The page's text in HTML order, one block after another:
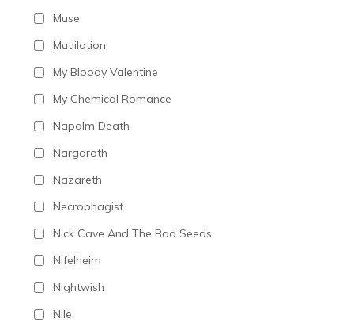
Muse
Mutiilation
My Bloody Valentine
My Chemical Romance
Napalm Death
Nargaroth
Nazareth
Necrophagist
Nick Cave And The Bad Seeds
Nifelheim
Nightwish
Nile